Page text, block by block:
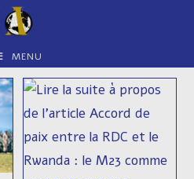
MENU